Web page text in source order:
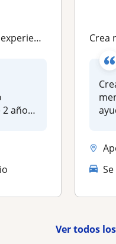
y adolescentes
2 años
Crea
Ver todos